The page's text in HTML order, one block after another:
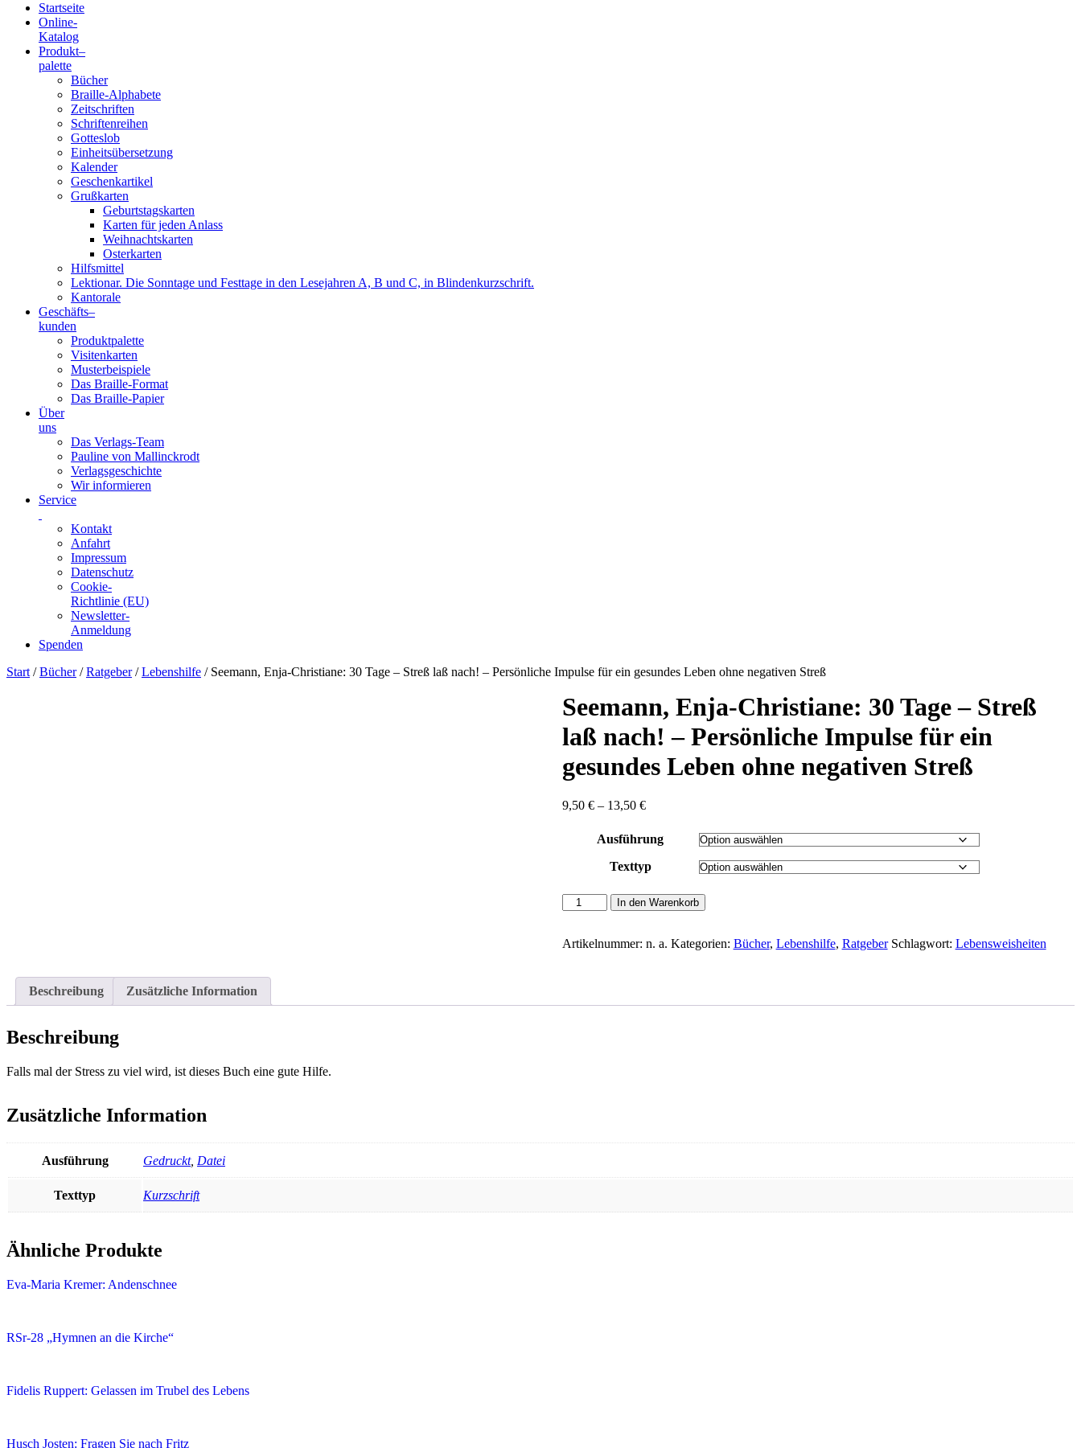
Blindenschrift-
Verlag
Druckerei
gGmbH
Startseite
Online-
Katalog
Produkt–
palette
Bücher
Braille-Alphabete
Zeitschriften
Schriftenreihen
Gotteslob
Einheitsübersetzung
Kalender
Geschenkartikel
Grußkarten
Geburtstagskarten
Karten für jeden Anlass
Weihnachtskarten
Osterkarten
Hilfsmittel
Lektionar. Die Sonntage und Festtage in den Lesejahren A, B und C, in Blindenkurzschrift.
Kantorale
Geschäfts­–
kunden
Produktpalette
Visitenkarten
Musterbeispiele
Das Braille-Format
Das Braille-Papier
Über
uns
Das Verlags-Team
Pauline von Mallinckrodt
Verlagsgeschichte
Wir informieren
Service
Kontakt
Anfahrt
Impressum
Datenschutz
Cookie-
Richtlinie (EU)
Newsletter-
Anmeldung
Spenden
Skip
Start /Bücher/Ratgeber/Lebenshilfe / Seemann, Enja-Christiane: 30 Tage – Streß laß nach! – Persönliche Impulse für ein gesundes Leben ohne negativen Streß
Seemann, Enja-Christiane: 30 Tage – Streß
laß nach! – Persönliche Impulse für ein
gesundes Leben ohne negativen Streß
9,50 € – 13,50 €Preisspanne:
bis
13,50 €
Ausführung
Texttyp
Seemann,
Enja-
30
laß
negativen
Menge
In den Warenkorb
Artikelnummer: n. a. Kategorien: Bücher, Lebenshilfe, Ratgeber Schlagwort: Lebensweisheiten
Beschreibung Zusätzliche Information
Beschreibung
Falls mal der Stress zu viel wird, ist dieses Buch eine gute Hilfe.
Zusätzliche Information
Ausführung Gedruckt, Datei
Texttyp Kurzschrift
Ähnliche Produkte
Eva-Maria Kremer: Andenschnee
RSr-28 „Hymnen an die Kirche“
Fidelis Ruppert: Gelassen im Trubel des Lebens
Husch Josten: Fragen Sie nach Fritz